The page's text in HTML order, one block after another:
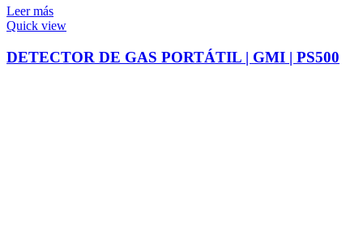
Leer más
Quick view
DETECTOR DE GAS PORTÁTIL | GMI | PS500